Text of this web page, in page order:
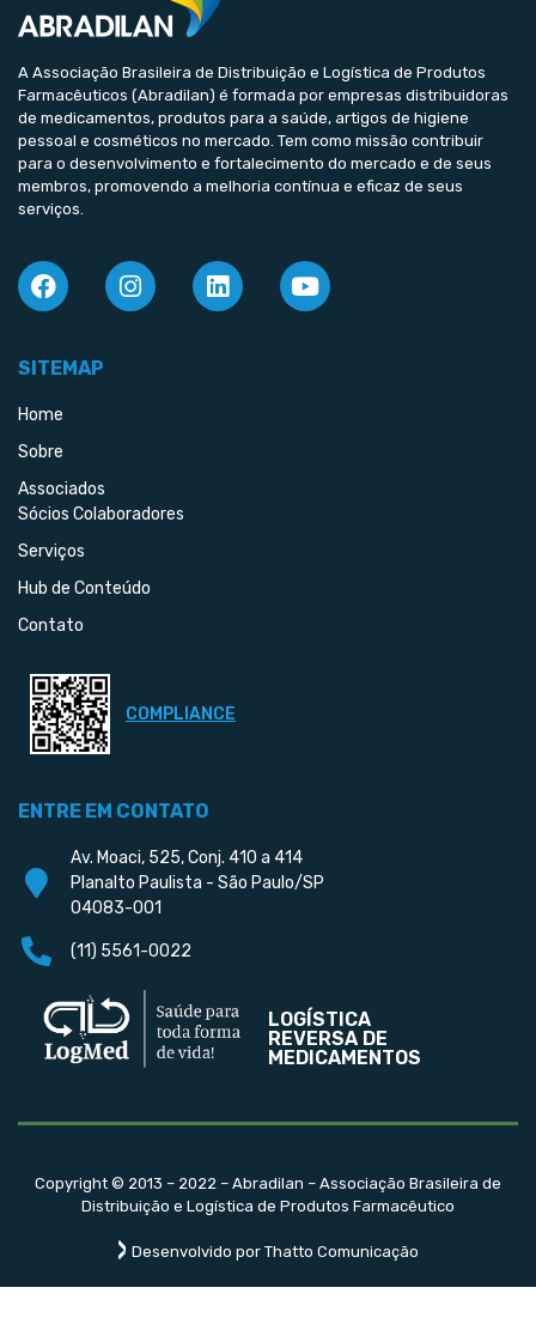
A Associação Brasileira de Distribuição e Logística de Produtos
Farmacêuticos (Abradilan) é formada por empresas distribuidoras
de medicamentos, produtos para a saúde, artigos de higiene
pessoal e cosméticos no mercado. Tem como missão contribuir
para o desenvolvimento e fortalecimento do mercado e de seus
membros, promovendo a melhoria contínua e eficaz de seus
serviços.
SITEMAP
Home
Sobre
Associados
Sócios Colaboradores
Serviços
Hub de Conteúdo
Contato
COMPLIANCE
ENTRE EM CONTATO
Av. Moaci, 525, Conj. 410 a 414
Planalto Paulista - São Paulo/SP
04083-001
(11) 5561-0022
LOGÍSTICA
REVERSA DE
MEDICAMENTOS
Copyright © 2013 – 2022 – Abradilan – Associação Brasileira de
Distribuição e Logística de Produtos Farmacêutico
Desenvolvido por Thatto Comunicação